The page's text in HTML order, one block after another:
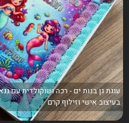
עוגת גן בנות ים - רכה ושוקולדית עם
בעיצוב אישי וזילוף קרם